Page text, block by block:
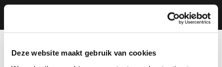
Deze website maakt gebruik van cookies